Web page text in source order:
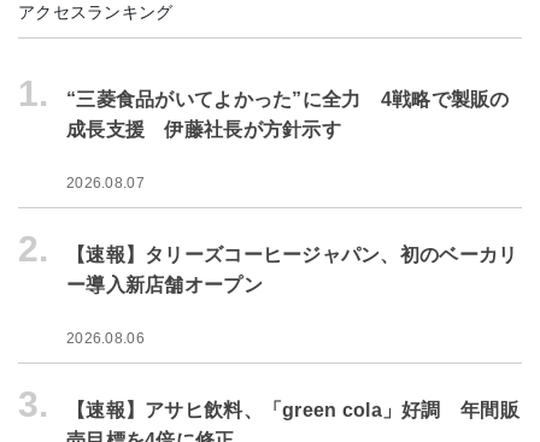
アクセスランキング
1.
“三菱食品がいてよかった”に全力 4戦略で製販の
成長支援 伊藤社長が方針示す
2026.08.07
2.
【速報】タリーズコーヒージャパン、初のベーカリ
ー導入新店舗オープン
2026.08.06
3.
【速報】アサヒ飲料、「green cola」好調 年間販